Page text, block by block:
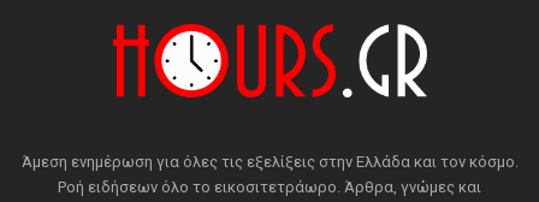
Άμεση ενημέρωση για όλες τις εξελίξεις στην Ελλάδα και τον κόσμο.
Ροή ειδήσεων όλο το εικοσιτετράωρο. Άρθρα, γνώμες και